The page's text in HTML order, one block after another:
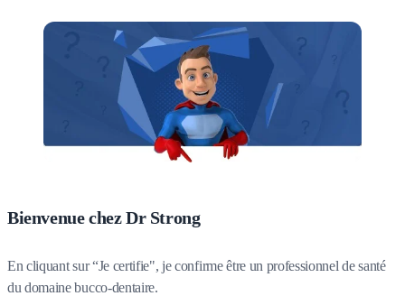
Bienvenue chez Dr Strong
En cliquant sur “Je certifie", je confirme être un professionnel de santé
du domaine bucco-dentaire.